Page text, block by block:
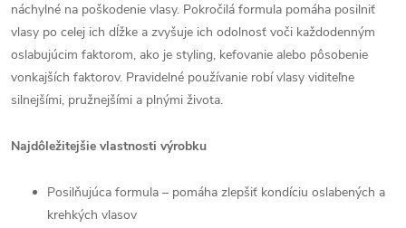
náchylné na poškodenie vlasy. Pokročilá formula pomáha posilniť
vlasy po celej ich dĺžke a zvyšuje ich odolnosť voči každodenným
oslabujúcim faktorom, ako je styling, kefovanie alebo pôsobenie
vonkajších faktorov. Pravidelné používanie robí vlasy viditeľne
silnejšími, pružnejšími a plnými života.
Najdôležitejšie vlastnosti výrobku
Posilňujúca formula – pomáha zlepšiť kondíciu oslabených a
krehkých vlasov